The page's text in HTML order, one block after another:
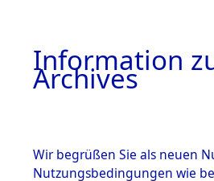
Information
Archives
Wir begrüßen Sie als neuen
Nutzungsbedingungen wie